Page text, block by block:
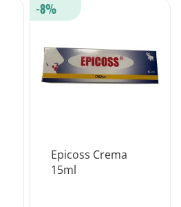
Epicoss Crema
15ml
-8%